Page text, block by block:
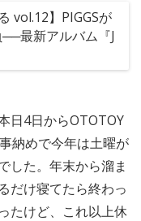
vol.12】PIGGSが
最新アルバム『J
日4日からOTOTOY
納めで今年は土曜が
した。年末から溜ま
だけ寝てたら終わっ
たけど、これ以上休